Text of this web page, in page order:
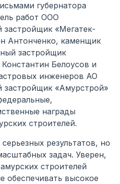
губернатора
работ ООО
застройщик «Мегатек-
Антонченко, каменщик
застройщик
Белоусов и
инженеров АО
застройщик «Амурстрой»
награды
строителей.
результатов, но
задач. Уверен,
строителей
обеспечивать высокое